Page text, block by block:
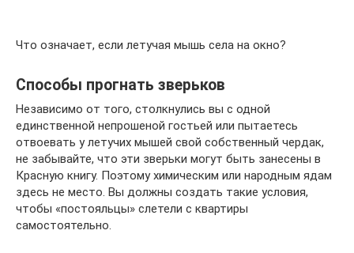
Что означает, если летучая мышь села на окно?
Способы прогнать зверьков
Независимо от того, столкнулись вы с одной
единственной непрошеной гостьей или пытаетесь
отвоевать у летучих мышей свой собственный чердак,
не забывайте, что эти зверьки могут быть занесены в
Красную книгу. Поэтому химическим или народным ядам
здесь не место. Вы должны создать такие условия,
чтобы «постояльцы» слетели с квартиры
самостоятельно.